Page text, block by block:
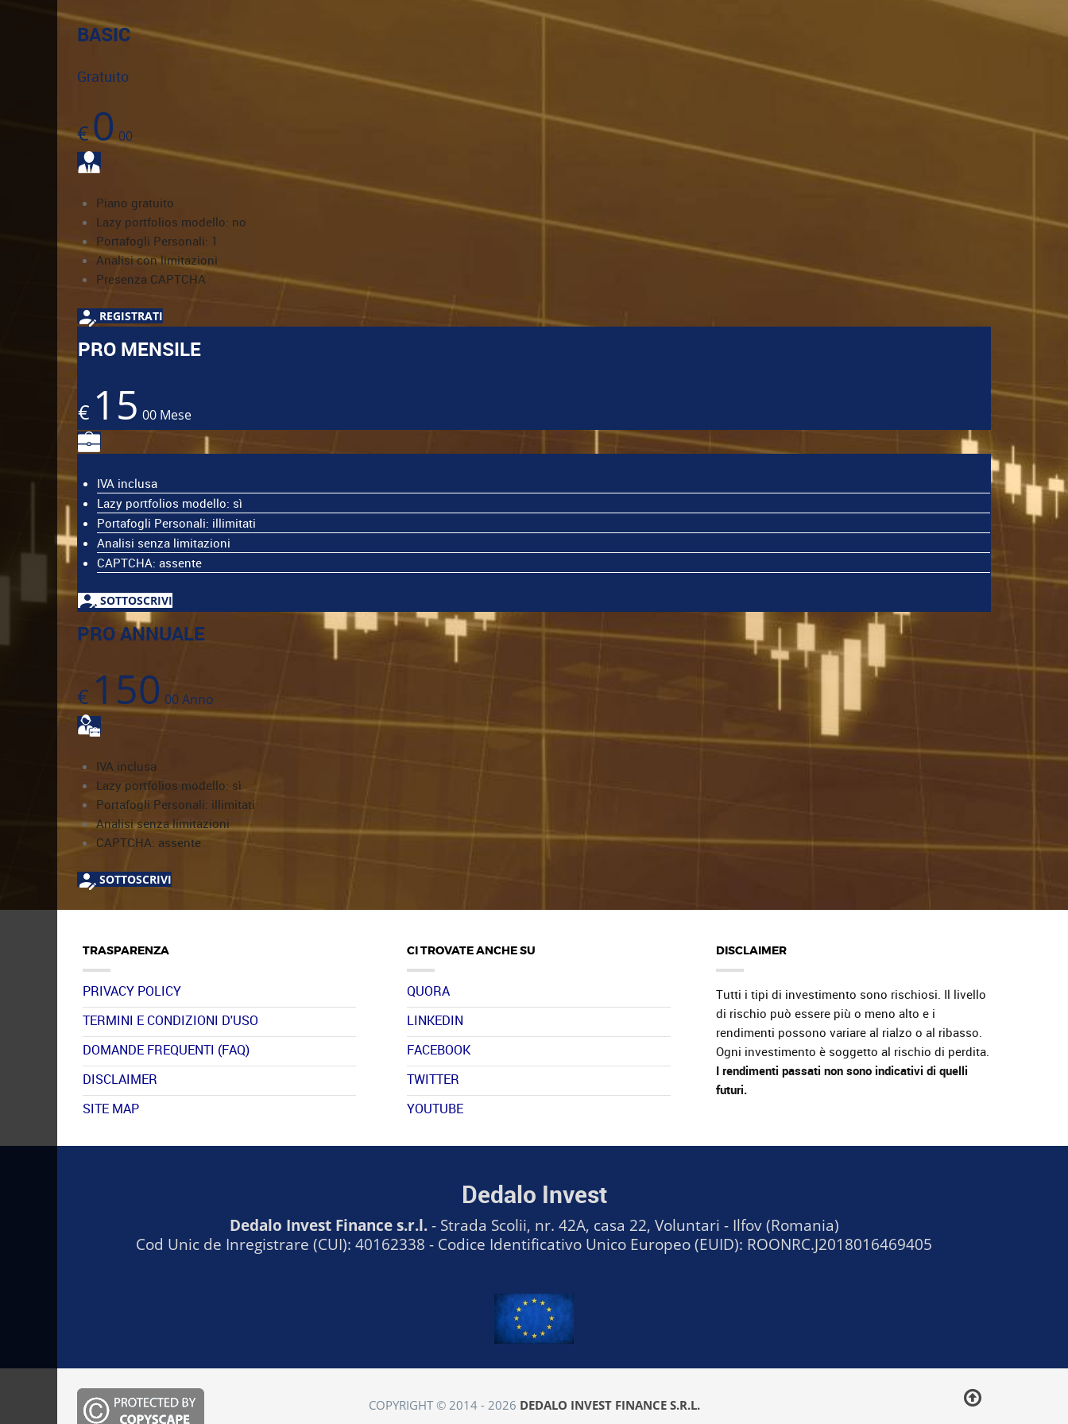
BASIC
Gratuito
€000
Piano gratuito
Lazy portfolios modello: no
Portafogli Personali: 1
Analisi con limitazioni
Presenza CAPTCHA
REGISTRATI
PRO MENSILE
€ 15 00 Mese
IVA inclusa
Lazy portfolios modello: sì
Portafogli Personali: illimitati
Analisi senza limitazioni
CAPTCHA: assente
SOTTOSCRIVI
PRO ANNUALE
€ 150 00Anno
IVA inclusa
Lazy portfolios modello: sì
Portafogli Personali: illimitati
Analisi senza limitazioni
CAPTCHA: assente
SOTTOSCRIVI
TRASPARENZA
PRIVACY POLICY
TERMINI E CONDIZIONI D'USO
DOMANDE FREQUENTI (FAQ)
DISCLAIMER
SITE MAP
CI TROVATE ANCHE SU
QUORA
LINKEDIN
FACEBOOK
TWITTER
YOUTUBE
DISCLAIMER
Tutti i tipi di investimento sono rischiosi. Il livello
di rischio può essere più o meno alto e i
rendimenti possono variare al rialzo o al ribasso.
Ogni investimento è soggetto al rischio di perdita.
I rendimenti passati non sono indicativi di quelli
futuri.
Dedalo Invest
Dedalo Invest Finance s.r.l.- Strada Scolii, nr. 42A, casa 22, Voluntari - Ilfov (Romania)
Cod Unic de Inregistrare (CUI): 40162338 - Codice Identificativo Unico Europeo (EUID): ROONRC.J2018016469405
COPYRIGHT © 2014 - 2026 DEDALO INVEST FINANCE S.R.L.